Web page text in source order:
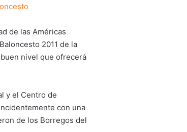
de las Américas
2011 de la
nivel que ofrecerá
y el Centro de
con una
de los Borregos del